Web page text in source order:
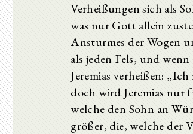
Verheißungen sich als
was nur Gott allein
Ansturmes der Wogen
als jeden Fels, und
Jeremias verheißen:
doch wird Jeremias nur
welche den Sohn an
größer, die, welche der